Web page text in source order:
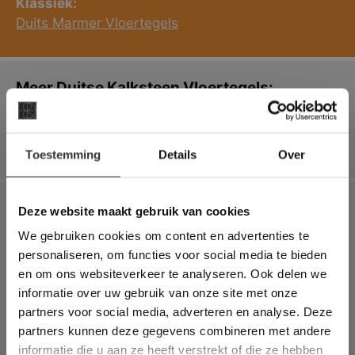
Toestemming Details Over
Deze website maakt gebruik van cookies
We gebruiken cookies om content en advertenties te
personaliseren, om functies voor social media te bieden
en om ons websiteverkeer te analyseren. Ook delen we
informatie over uw gebruik van onze site met onze
partners voor social media, adverteren en analyse. Deze
partners kunnen deze gegevens combineren met andere
informatie die u aan ze heeft verstrekt of die ze hebben
Duits Marmer Vloertegels
Meer Duitse Kalksteen Vloertegels:
Modern:
Meer Marmer:
Landelijk:
Italiaans Marmer Vloertegels
Egyptisch Marmer Vloertegels
Turks Hardsteen / Marmer Vloertegels
Marmer Vloertegels & Wandtegels
Marmer Look Keramiek Vloertegels & Wandtegels
Deze website maakt
gebruik van cookies.
This Cookie Banner was deleted and is no
longer working. Please contact the website
administrator.
Deze website gebruikt cookies om de
gebruikerservaring te verbeteren. Door
gebruik te maken van onze website geeft u
toestemming voor alle cookies in
overeenstemming met ons cookiebeleid.Lees
verder